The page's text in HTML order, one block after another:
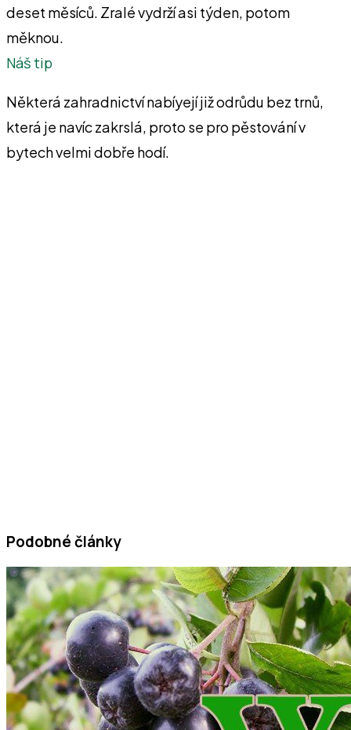
deset měsíců. Zralé vydrží asi týden, potom
měknou.
Náš tip
Některá zahradnictví nabíyejí již odrůdu bez trnů,
která je navíc zakrslá, proto se pro pěstování v
bytech velmi dobře hodí.
Podobné články